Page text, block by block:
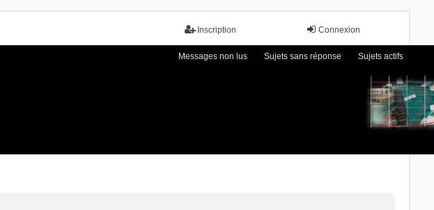
Connexion
Inscription
Messages non lus Sujets sans réponse Sujets actifs